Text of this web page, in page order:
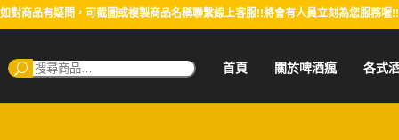
如對商品有疑問，可截圖或複製商品名稱聯繫線上客服!!將會有人員立刻為您服務喔!!
搜
尋：
首頁 關於啤酒瘋 各式